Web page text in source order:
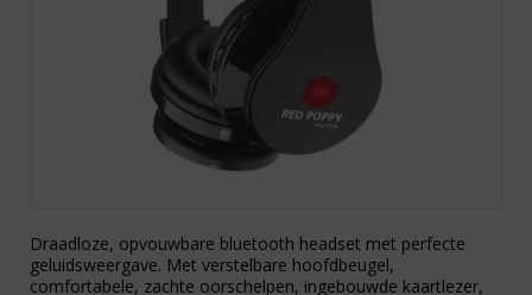
Draadloze, opvouwbare bluetooth headset met perfecte
geluidsweergave. Met verstelbare hoofdbeugel,
comfortabele, zachte oorschelpen, ingebouwde kaartlezer,